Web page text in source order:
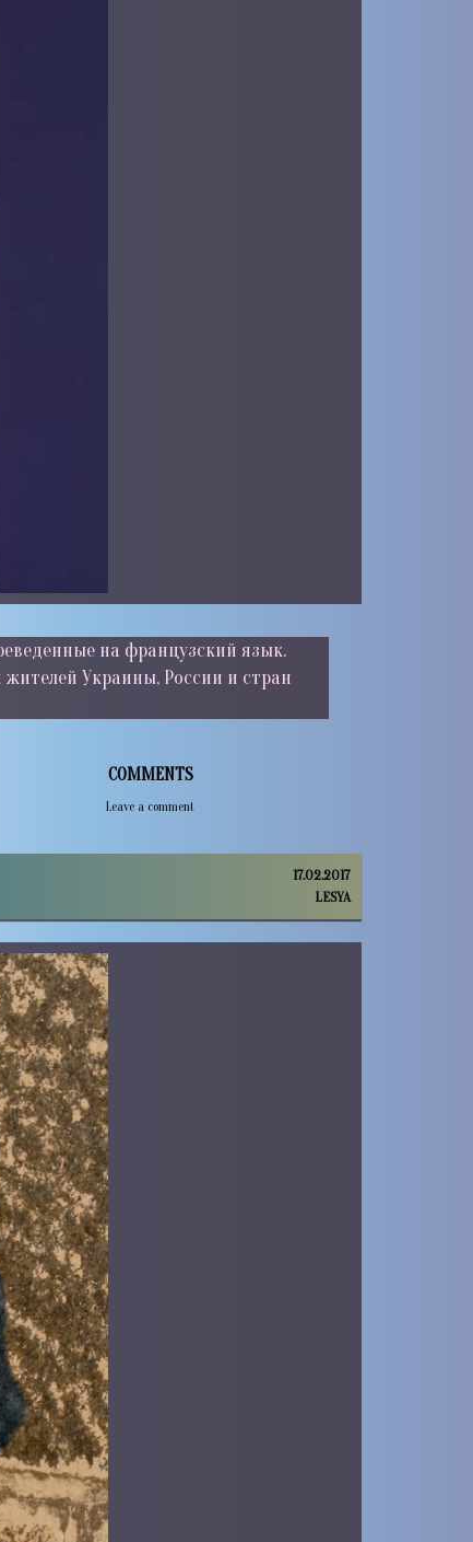
на французский язык.
Украины, России и стран
COMMENTS
Leave a comment
17.02.2017
LESYA